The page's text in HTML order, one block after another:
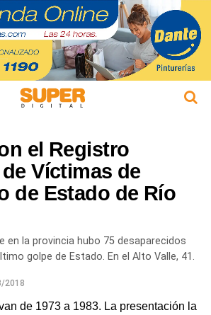
el Registro
Víctimas de
de Estado de Río
en la provincia hubo 75 desaparecidos
golpe de Estado. En el Alto Valle, 41.
2018
de 1973 a 1983. La presentación la